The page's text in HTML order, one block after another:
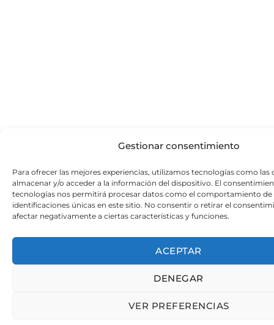
Gestionar consentimiento
Para ofrecer las mejores experiencias, utilizamos tecnologías como las
almacenar y/o acceder a la información del dispositivo. El
tecnologías nos permitirá procesar datos como el comportamiento de
identificaciones únicas en este sitio. No consentir o retirar el
afectar negativamente a ciertas características y funciones.
ACEPTAR
DENEGAR
VER PREFERENCIAS